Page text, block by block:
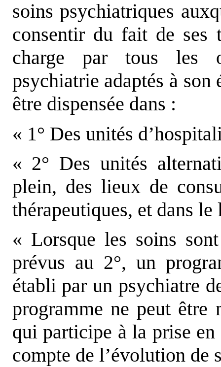
soins psychiatriques
consentir du fait de ses
charge par tous les
psychiatrie adaptés à son
être dispensée dans :
« 1° Des unités
« 2° Des unités
plein, des lieux de
thérapeutiques, et dans
« Lorsque les soins
prévus au 2°, un
établi par un psychiatre
programme ne peut
qui participe à la prise
compte de l’évolution de